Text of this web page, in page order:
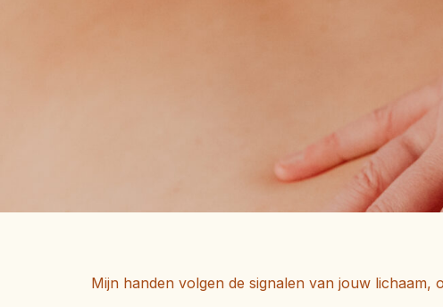
Mijn handen volgen de signalen van jouw